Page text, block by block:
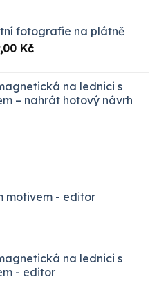
fotografie na plátně
KčRozpětí
až
1099,00 Kč
na lednici s
– nahrát hotový návrh
motivem - editor
na lednici s
- editor